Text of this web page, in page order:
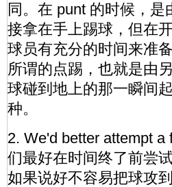
同。在 punt 的时候，
接拿在手上踢球，但在
球员有充分的时间来准
所谓的点踢，也就是由
球碰到地上的那一瞬间
种。
2. We'd better attempt
们最好在时间终了前尝试
如果说好不容易把球攻